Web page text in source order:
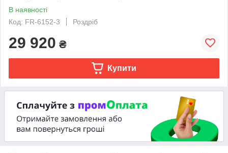
В наявності
Код: FR-6152-3
Роздріб
29 920 ₴
Купити